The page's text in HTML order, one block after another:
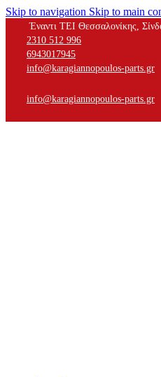
Skip to navigation Skip to main
Έναντι ΤΕΙ Θεσσαλονίκης,
2310 512 996
6943017945
info@karagiannopoulos-parts.gr
info@karagiannopoulos-parts.gr